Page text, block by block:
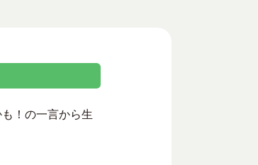
！の一言から生